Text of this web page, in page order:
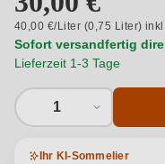
40,00 €/Liter (0,75 Liter)
Sofort versandfertig
Lieferzeit 1-3 Tage
1
Ihr KI-Sommelier